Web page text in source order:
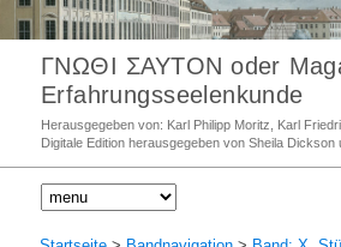
ΓΝΩΘΙ ΣΑΥΤΟΝ oder
Erfahrungsseelenkunde
Herausgegeben von: Karl Philipp Moritz, Karl
Digitale Edition herausgegeben von Sheila